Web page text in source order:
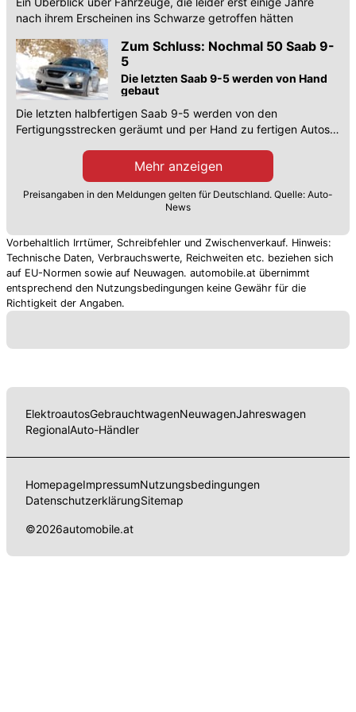
nach ihrem Erscheinen ins Schwarze getroffen hätten
Zum Schluss: Nochmal 50 Saab 9-
5
Die letzten Saab 9-5 werden von Hand
gebaut
Die letzten halbfertigen Saab 9-5 werden von den
Fertigungsstrecken geräumt und per Hand zu fertigen Autos
Mehr anzeigen
Preisangaben in den Meldungen gelten für Deutschland. Quelle: Auto-
News
Vorbehaltlich Irrtümer, Schreibfehler und Zwischenverkauf. Hinweis:
Technische Daten, Verbrauchswerte, Reichweiten etc. beziehen sich
auf EU-Normen sowie auf Neuwagen. automobile.at übernimmt
entsprechend den Nutzungsbedingungen keine Gewähr für die
Richtigkeit der Angaben.
ElektroautosGebrauchtwagenNeuwagenJahreswagen
RegionalAuto-Händler
HomepageImpressumNutzungsbedingungen
DatenschutzerklärungSitemap
©2026automobile.at